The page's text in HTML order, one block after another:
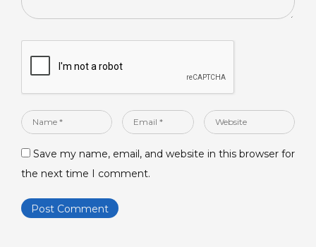
Name
Email
Website
Save my name, email, and website in this browser for
the next time I comment.